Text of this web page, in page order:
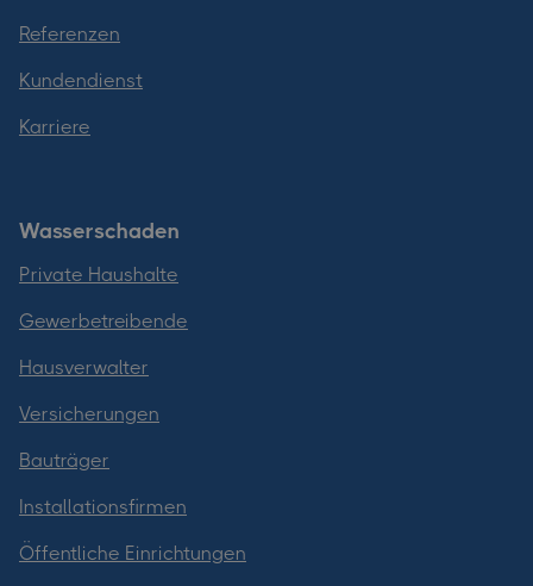
Referenzen
Kundendienst
Karriere
Wasserschaden
Private Haushalte
Gewerbetreibende
Hausverwalter
Versicherungen
Bauträger
Installationsfirmen
Öffentliche Einrichtungen